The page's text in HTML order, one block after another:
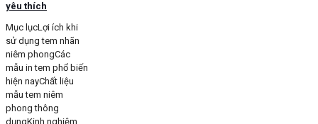
yêu thích
Mục lụcLợi ích khi
sử dụng tem nhãn
niêm phongCác
mẫu in tem phổ biến
hiện nayChất liệu
mẫu tem niêm
phong thông
dụngKinh nghiệm